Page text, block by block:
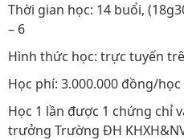
Thời gian học: 14 buổi,
– 6
Hình thức học: trực tuyến
Học phí: 3.000.000 đồng/học
Học 1 lần được 1 chứng chỉ
trưởng Trường ĐH